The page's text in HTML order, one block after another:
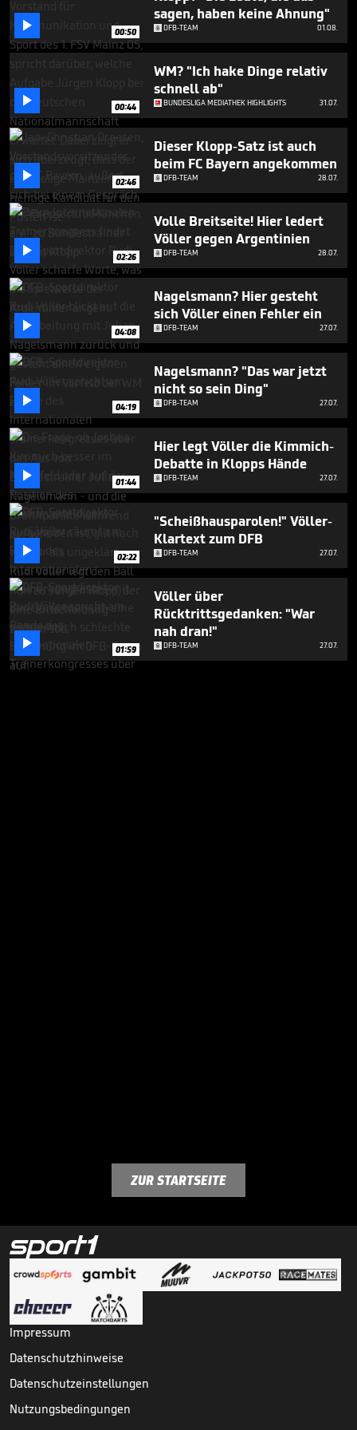
seconds
 00:50
sagen, haben keine Ahnung"
DFB-TEAM 01.08.
 00:44
WM? "Ich hake Dinge relativ
schnell ab"
BUNDESLIGA MEDIATHEK HIGHLIGHTS 31.07.
 02:46
Dieser Klopp-Satz ist auch
beim FC Bayern angekommen
DFB-TEAM 28.07.
 02:26
Volle Breitseite! Hier ledert
Völler gegen Argentinien
DFB-TEAM 28.07.
 04:08
Nagelsmann? Hier gesteht
sich Völler einen Fehler ein
DFB-TEAM 27.07.
 04:19
Nagelsmann? "Das war jetzt
nicht so sein Ding"
DFB-TEAM 27.07.
 01:44
Hier legt Völler die Kimmich-
Debatte in Klopps Hände
DFB-TEAM 27.07.
 02:22
"Scheißhausparolen!" Völler-
Klartext zum DFB
DFB-TEAM 27.07.
 01:59
Völler über
Rücktrittsgedanken: "War
nah dran!"
DFB-TEAM 27.07.
ZUR STARTSEITE
Impressum
Datenschutzhinweise
Datenschutzeinstellungen
Nutzungsbedingungen